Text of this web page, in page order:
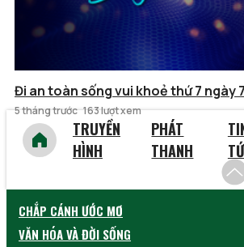
Đi an toàn sống vui khoẻ thứ 7 ngày
5 tháng trước 163 lượt xem
TRUYỀN
HÌNH
PHÁT
THANH
CHẮP CÁNH ƯỚC MƠ
VĂN HÓA VÀ ĐỜI SỐNG